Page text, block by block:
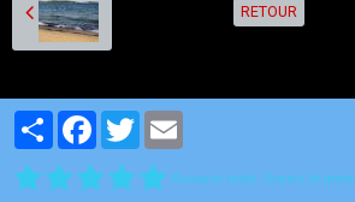
RETOUR
PartagerFacebook
Twitter
Aucune note. Soyez le